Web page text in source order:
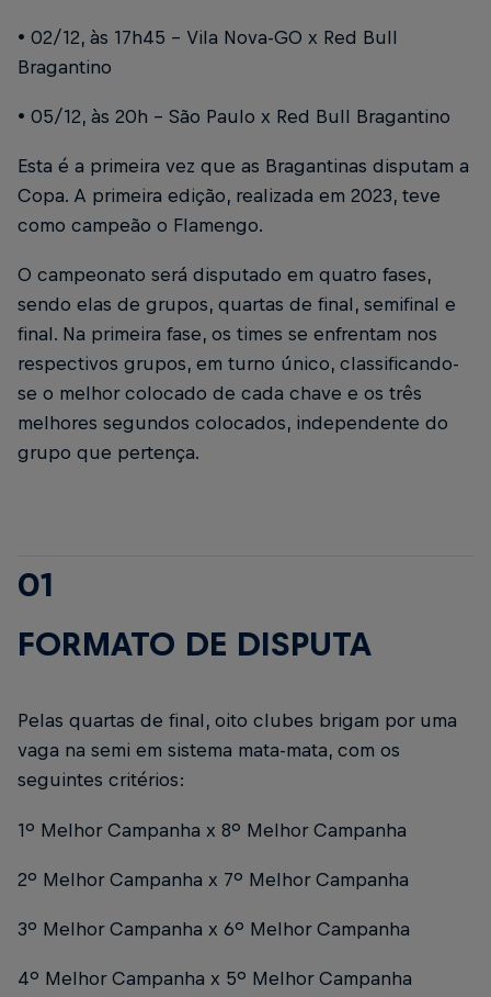
• 02/12, às 17h45 – Vila Nova-GO x Red Bull
Bragantino
• 05/12, às 20h – São Paulo x Red Bull Bragantino
Esta é a primeira vez que as Bragantinas disputam a
Copa. A primeira edição, realizada em 2023, teve
como campeão o Flamengo.
O campeonato será disputado em quatro fases,
sendo elas de grupos, quartas de final, semifinal e
final. Na primeira fase, os times se enfrentam nos
respectivos grupos, em turno único, classificando-
se o melhor colocado de cada chave e os três
melhores segundos colocados, independente do
grupo que pertença.
01
FORMATO DE DISPUTA
Pelas quartas de final, oito clubes brigam por uma
vaga na semi em sistema mata-mata, com os
seguintes critérios:
1º Melhor Campanha x 8º Melhor Campanha
2º Melhor Campanha x 7º Melhor Campanha
3º Melhor Campanha x 6º Melhor Campanha
4º Melhor Campanha x 5º Melhor Campanha